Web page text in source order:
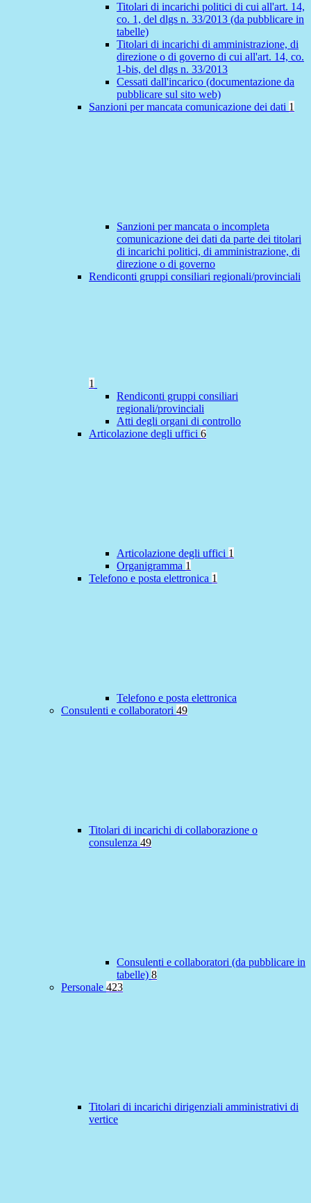
Titolari di incarichi politici di cui all'art. 14,
co. 1, del dlgs n. 33/2013 (da pubblicare in
tabelle)
Titolari di incarichi di amministrazione, di
direzione o di governo di cui all'art. 14, co.
1-bis, del dlgs n. 33/2013
Cessati dall'incarico (documentazione da
pubblicare sul sito web)
Sanzioni per mancata comunicazione dei dati 1
Sanzioni per mancata o incompleta
comunicazione dei dati da parte dei titolari
di incarichi politici, di amministrazione, di
direzione o di governo
Rendiconti gruppi consiliari regionali/provinciali
1
Rendiconti gruppi consiliari
regionali/provinciali
Atti degli organi di controllo
Articolazione degli uffici 6
Articolazione degli uffici 1
Organigramma 1
Telefono e posta elettronica 1
Telefono e posta elettronica
Consulenti e collaboratori 49
Titolari di incarichi di collaborazione o
consulenza 49
Consulenti e collaboratori (da pubblicare in
tabelle) 8
Personale 423
Titolari di incarichi dirigenziali amministrativi di
vertice